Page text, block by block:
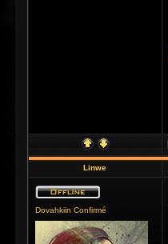
Linwe
Dovahkiin Confirmé